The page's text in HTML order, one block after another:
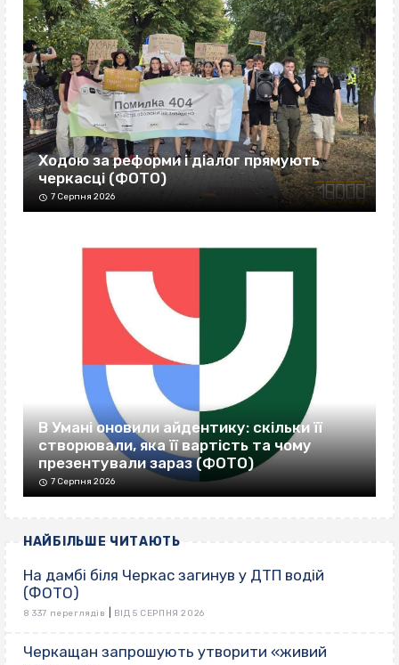
Ходою за реформи і діалог прямують
черкасці (ФОТО)
7 Серпня 2026
В Умані оновили айдентику: скільки її
створювали, яка її вартість та чому
презентували зараз (ФОТО)
7 Серпня 2026
НАЙБІЛЬШЕ ЧИТАЮТЬ
На дамбі біля Черкас загинув у ДТП водій
(ФОТО)
8 337 переглядів ВІД 5 СЕРПНЯ 2026
Черкащан запрошують утворити «живий